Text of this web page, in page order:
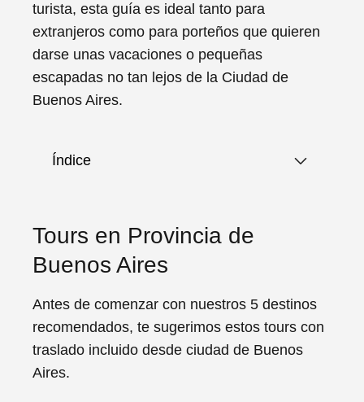
turista, esta guía es ideal tanto para
extranjeros como para porteños que quieren
darse unas vacaciones o pequeñas
escapadas no tan lejos de la Ciudad de
Buenos Aires.
Índice
Tours en Provincia de
Buenos Aires
Antes de comenzar con nuestros 5 destinos
recomendados, te sugerimos estos tours con
traslado incluido desde ciudad de Buenos
Aires.